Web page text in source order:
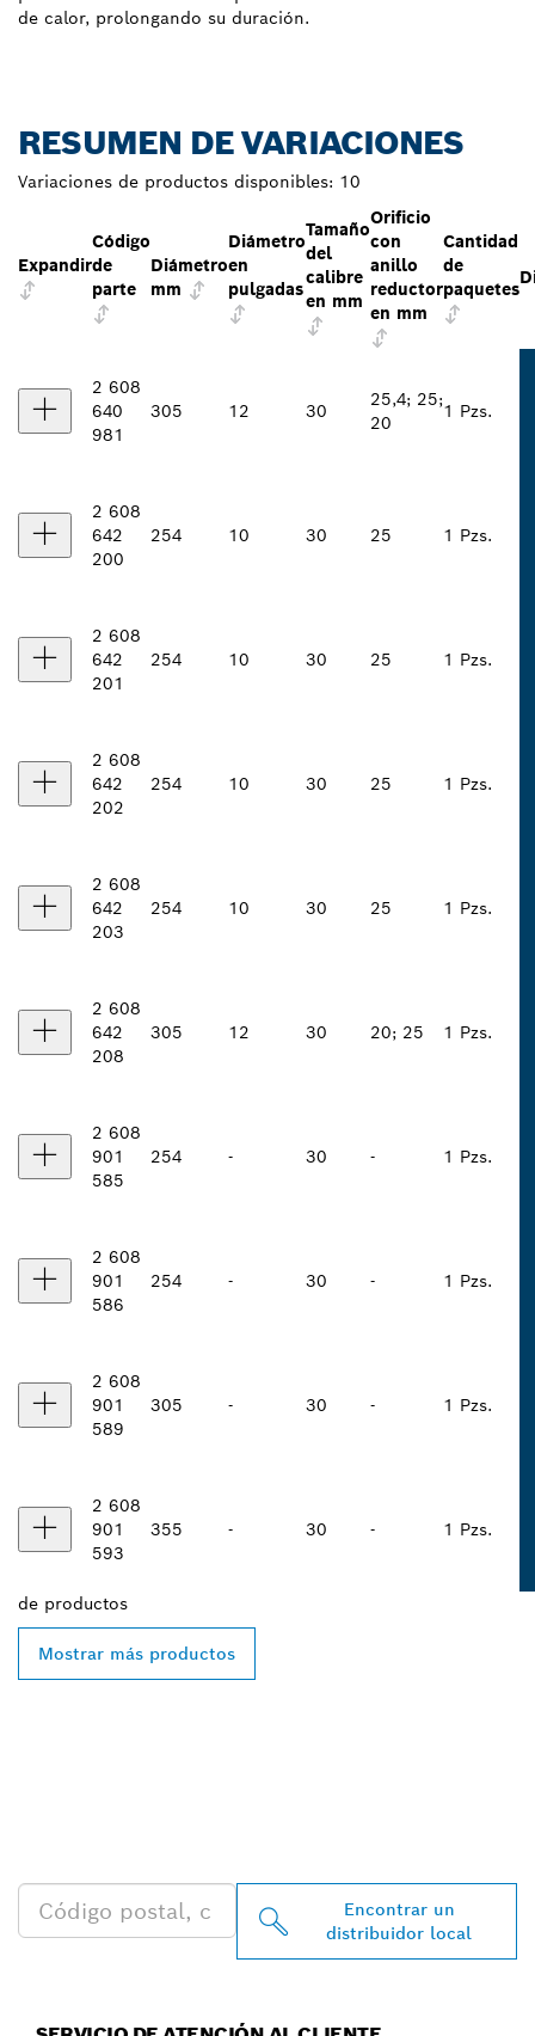
de calor, prolongando su duración.
RESUMEN DE VARIACIONES
Variaciones de productos disponibles: 10
Expandir
Código
de
parte
Diámetro
mm
Diámetro
en
pulgadas
Tamaño
del
calibre
en mm
Orificio
con
anillo
reductor
en mm
Cantidad
de
paquetes
2 608
640
981
305 12 30
25,4; 25;
20
1 Pzs.
2 608
642
200
254 10 30 25 1 Pzs.
2 608
642
201
254 10 30 25 1 Pzs.
2 608
642
202
254 10 30 25 1 Pzs.
2 608
642
203
254 10 30 25 1 Pzs.
2 608
642
208
305 12 30 20; 25 1 Pzs.
2 608
901
585
254 - 30 - 1 Pzs.
2 608
901
586
254 - 30 - 1 Pzs.
2 608
901
589
305 - 30 - 1 Pzs.
2 608
901
593
355 - 30 - 1 Pzs.
de productos
Mostrar más productos
Encontrar un
distribuidor local